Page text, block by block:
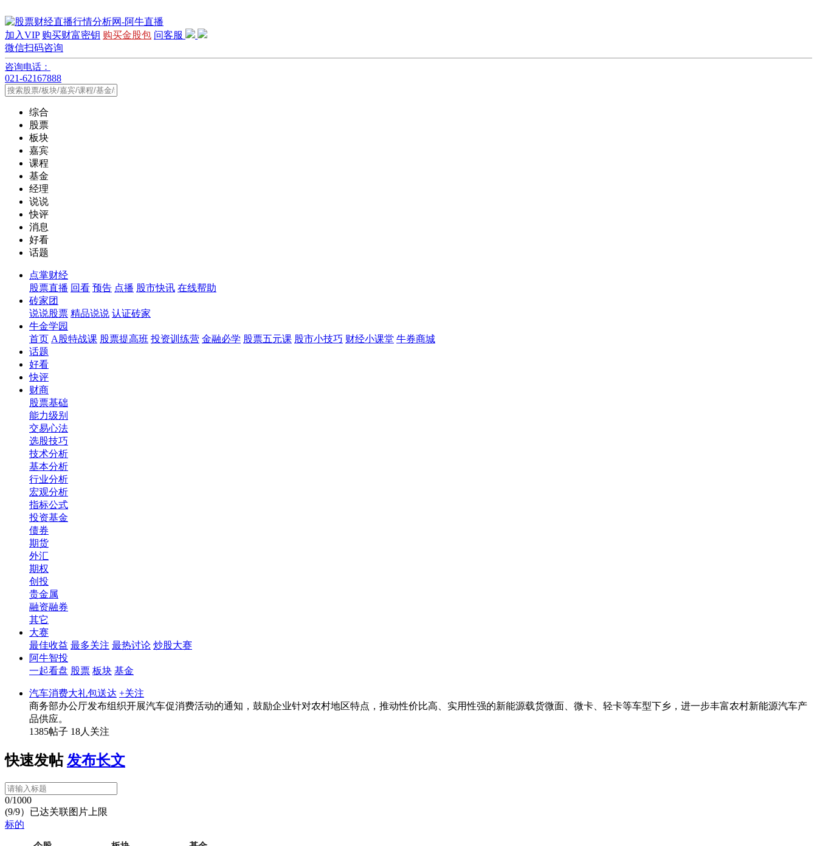
加入VIP 购买财富密钥 购买金股包 问客服
微信扫码咨询
咨询电话：
021-62167888
综合
股票
板块
嘉宾
课程
基金
经理
说说
快评
消息
好看
话题
点掌财经
股票直播 回看 预告 点播 股市快讯 在线帮助
砖家团
说说股票 精品说说 认证砖家
牛金学园
首页 A股特战课 股票提高班 投资训练营 金融必学 股票五元课 股市小技巧 财经小课堂 牛券商城
话题
好看
快评
财商
股票基础
能力级别
交易心法
选股技巧
技术分析
基本分析
行业分析
宏观分析
指标公式
投资基金
债券
期货
外汇
期权
创投
贵金属
融资融券
其它
大赛
最佳收益 最多关注 最热讨论 炒股大赛
阿牛智投
一起看盘 股票 板块 基金
汽车消费大礼包送达 +关注
商务部办公厅发布组织开展汽车促消费活动的通知，鼓励企业针对农村地区特点，推动性价比高、实用性强的新能源载货微面、微卡、轻卡等车型下乡，进一步丰富农村新能源汽车产
品供应。
1385帖子 18人关注
快速发帖 发布长文
0/1000
(9/9）已达关联图片上限
标的